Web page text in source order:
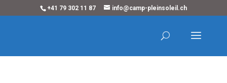
+41 79 302 11 87 info@camp-pleinsoleil.ch